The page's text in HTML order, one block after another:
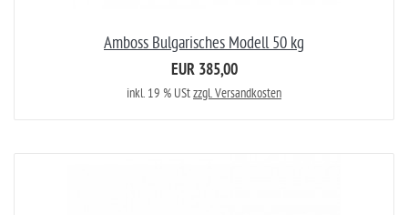
Amboss Bulgarisches Modell 50 kg
EUR 385,00
inkl. 19 % UStzzgl. Versandkosten